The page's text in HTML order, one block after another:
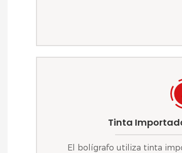
Tinta
El bolígrafo utiliza tinta